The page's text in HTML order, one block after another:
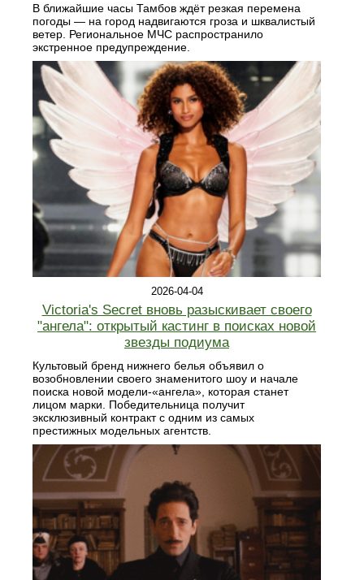
В ближайшие часы Тамбов ждёт резкая перемена
погоды — на город надвигаются гроза и шквалистый
ветер. Региональное МЧС распространило
экстренное предупреждение.
2026-04-04
Victoria's Secret вновь разыскивает своего
"ангела": открытый кастинг в поисках новой
звезды подиума
Культовый бренд нижнего белья объявил о
возобновлении своего знаменитого шоу и начале
поиска новой модели-«ангела», которая станет
лицом марки. Победительница получит
эксклюзивный контракт с одним из самых
престижных модельных агентств.